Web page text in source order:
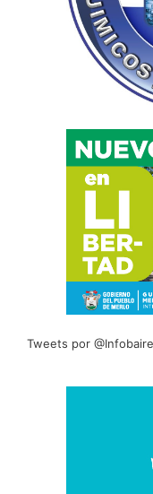
Tweets por